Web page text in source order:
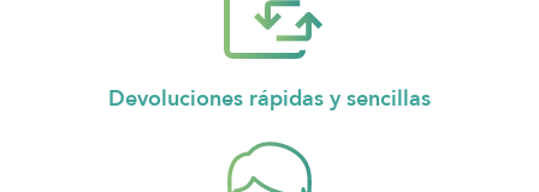
Devoluciones rápidas y sencillas